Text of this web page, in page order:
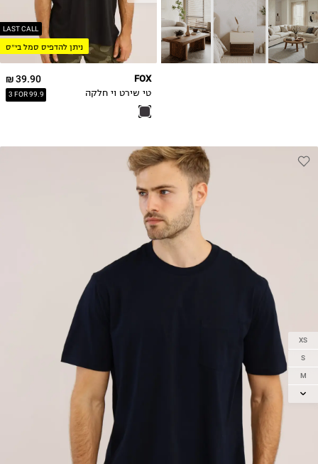
LAST CALL
ניתן להדפיס סמל בי״ס
39.90 ₪
3 FOR 99.9
FOX
טי שירט וי חלקה
XS
S
M
L